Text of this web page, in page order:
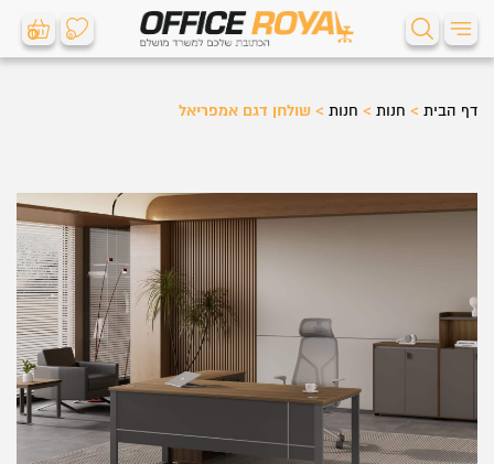
0 0
דף הבית > חנות > חנות > שולחן דגם אמפריאל